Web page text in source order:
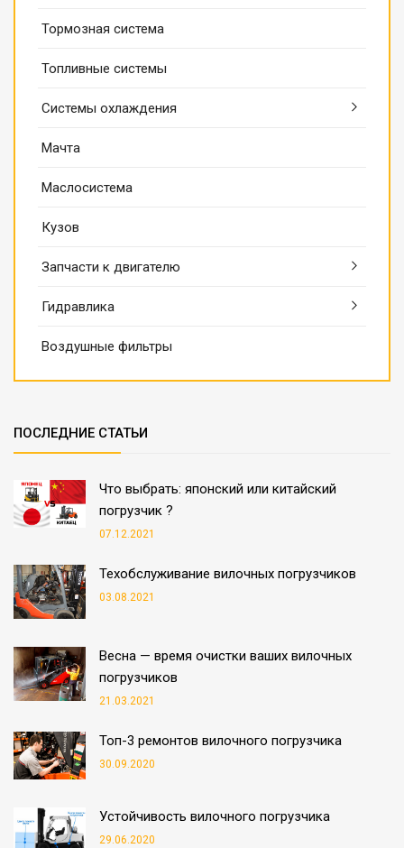
Тормозная система
Топливные системы
Системы охлаждения
Мачта
Маслосистема
Кузов
Запчасти к двигателю
Гидравлика
Воздушные фильтры
ПОСЛЕДНИЕ СТАТЬИ
Что выбрать: японский или китайский
погрузчик ?
07.12.2021
Техобслуживание вилочных погрузчиков
03.08.2021
Весна — время очистки ваших вилочных
погрузчиков
21.03.2021
Топ-3 ремонтов вилочного погрузчика
30.09.2020
Устойчивость вилочного погрузчика
29.06.2020